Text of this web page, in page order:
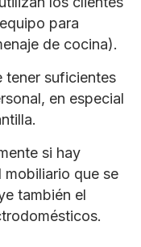
para
de cocina).
tener suficientes
en especial
si hay
mobiliario que se
también el